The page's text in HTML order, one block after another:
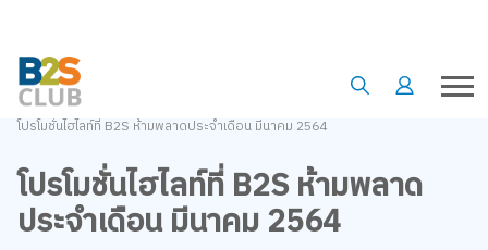
Homepage
โปรโมชั่นไฮไลท์ที่ B2S ห้ามพลาดประจำเดือน มีนาคม 2564
โปรโมชั่นไฮไลท์ที่ B2S ห้ามพลาด
ประจำเดือน มีนาคม 2564